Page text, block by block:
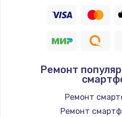
1400
Замена / ремонт
Ремонт
Ремонт
Ремонт